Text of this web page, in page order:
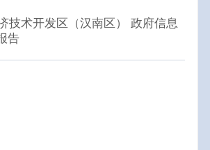
技术开发区（汉南区） 政府信息
告